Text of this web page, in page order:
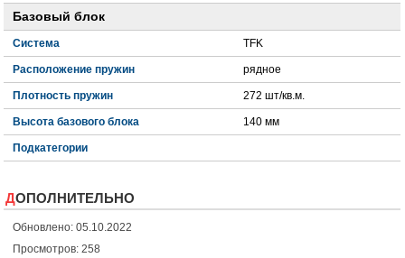
Базовый блок
Система TFK
Расположение пружин рядное
Плотность пружин 272 шт/кв.м.
Высота базового блока 140 мм
Подкатегории
ДОПОЛНИТЕЛЬНО
Обновлено: 05.10.2022
Просмотров: 258